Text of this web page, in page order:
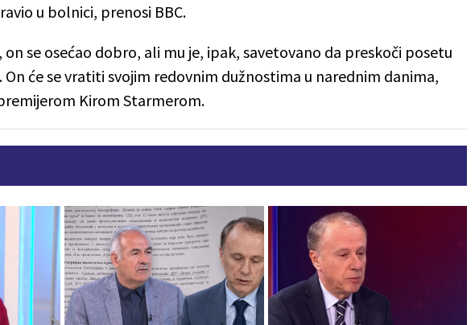
u bolnici, prenosi BBC.
on se osećao dobro, ali mu je, ipak, savetovano da preskoči posetu
će se vratiti svojim redovnim dužnostima u narednim danima,
Kirom Starmerom.